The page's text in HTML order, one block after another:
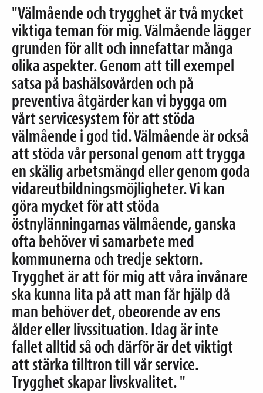
"Välmående och trygghet är två mycket
viktiga teman för mig. Välmående lägger
grunden för allt och innefattar många
olika aspekter. Genom att till exempel
satsa på bashälsovården och på
preventiva åtgärder kan vi bygga om
vårt servicesystem för att stöda
välmående i god tid. Välmående är också
att stöda vår personal genom att trygga
en skälig arbetsmängd eller genom goda
vidareutbildningsmöjligheter. Vi kan
göra mycket för att stöda
östnylänningarnas välmående, ganska
ofta behöver vi samarbete med
kommunerna och tredje sektorn.
Trygghet är att för mig att våra invånare
ska kunna lita på att man får hjälp då
man behöver det, obeorende av ens
ålder eller livssituation. Idag är inte
fallet alltid så och därför är det viktigt
att stärka tilltron till vår service.
Trygghet skapar livskvalitet. "